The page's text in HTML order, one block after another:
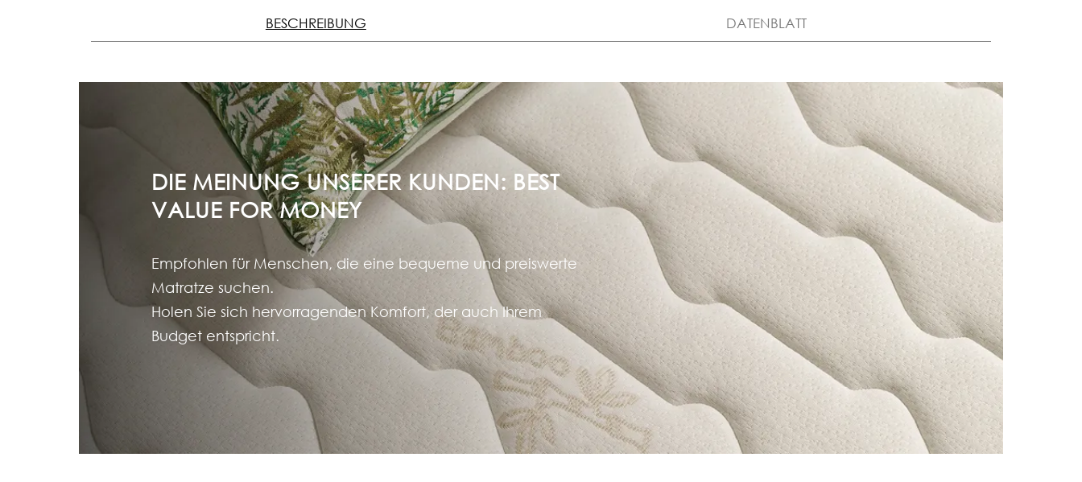
BESCHREIBUNG DATENBLATT
DIE MEINUNG UNSERER KUNDEN: BEST
VALUE FOR MONEY
Empfohlen für Menschen, die eine bequeme und preiswerte
Matratze suchen.
Holen Sie sich hervorragenden Komfort, der auch Ihrem
Budget entspricht.